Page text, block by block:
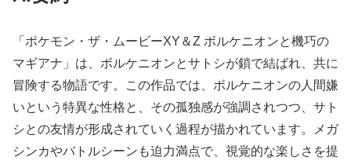
「ポケモン・ザ・ムービーXY＆Z ボルケニオンと機巧の
マギアナ」は、ボルケニオンとサトシが鎖で結ばれ、共に
冒険する物語です。この作品では、ボルケニオンの人間嫌
いという特異な性格と、その孤独感が強調されつつ、サト
シとの友情が形成されていく過程が描かれています。メガ
シンカやバトルシーンも迫力満点で、視覚的な楽しさを提